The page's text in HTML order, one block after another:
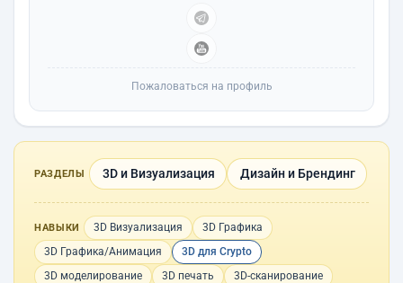
Пожаловаться на профиль
РАЗДЕЛЫ 3D и Визуализация Дизайн и Брендинг
НАВЫКИ 3D Визуализация
3D Графика
3D Графика/Анимация
3D для Сrypto
3D моделирование
3D печать
3D-сканирование